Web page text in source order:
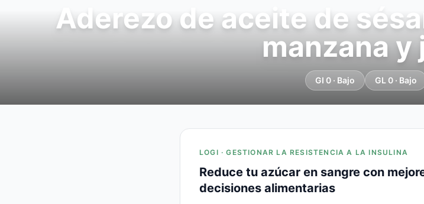
Aderezo de aceite de
manzana y
GI 0 · Bajo GL 0 · Bajo
LOGI · GESTIONAR LA RESISTENCIA A LA INSULINA
Reduce tu azúcar en sangre con
decisiones alimentarias